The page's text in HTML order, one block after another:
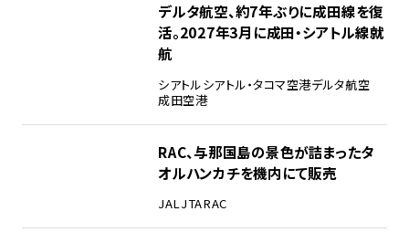
デルタ航空、約7年ぶりに成田線を復
活。2027年3月に成田・シアトル線就
航
シアトルシアトル・タコマ空港デルタ航空
成田空港
RAC、与那国島の景色が詰まったタ
オルハンカチを機内にて販売
JALJTARAC